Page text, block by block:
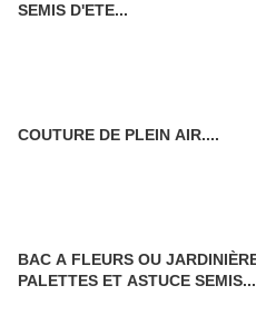
SEMIS D'ETE...
COUTURE DE PLEIN AIR....
BAC A FLEURS OU JARDINIÈRE EN
PALETTES ET ASTUCE SEMIS...